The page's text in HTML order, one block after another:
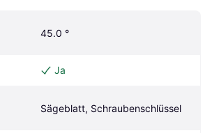
45.0 °
Ja
Sägeblatt, Schraubenschlüssel